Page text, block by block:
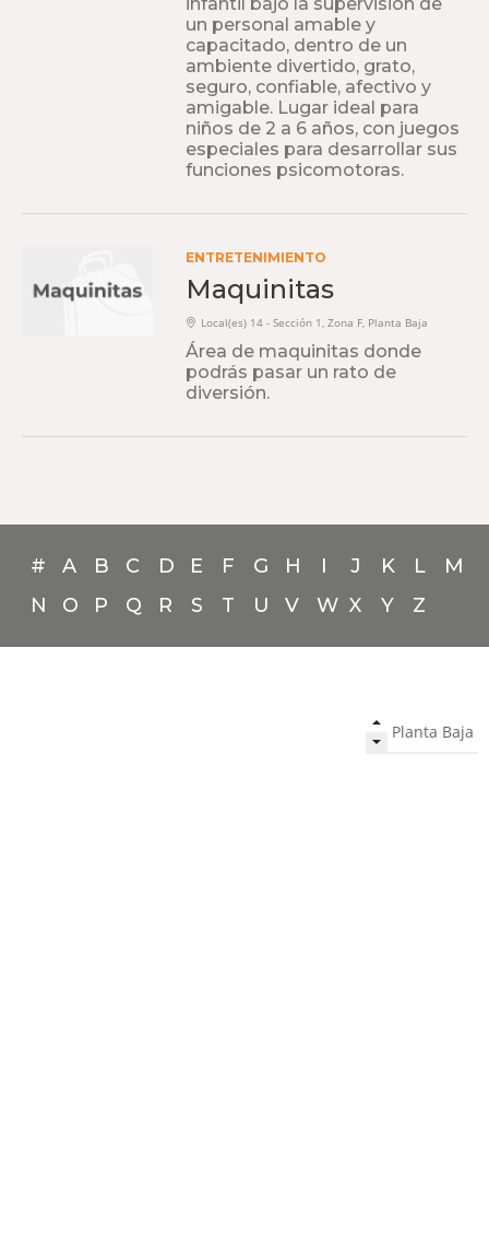
un personal amable y
capacitado, dentro de un
ambiente divertido, grato,
seguro, confiable, afectivo y
amigable. Lugar ideal para
niños de 2 a 6 años, con juegos
especiales para desarrollar sus
funciones psicomotoras.
ENTRETENIMIENTO
Maquinitas
Local(es) 14 - Sección 1, Zona F, Planta Baja
Área de maquinitas donde
podrás pasar un rato de
diversión.
# A B C D E F G H I J K L
M
N
O P Q R S T U V W X Y Z